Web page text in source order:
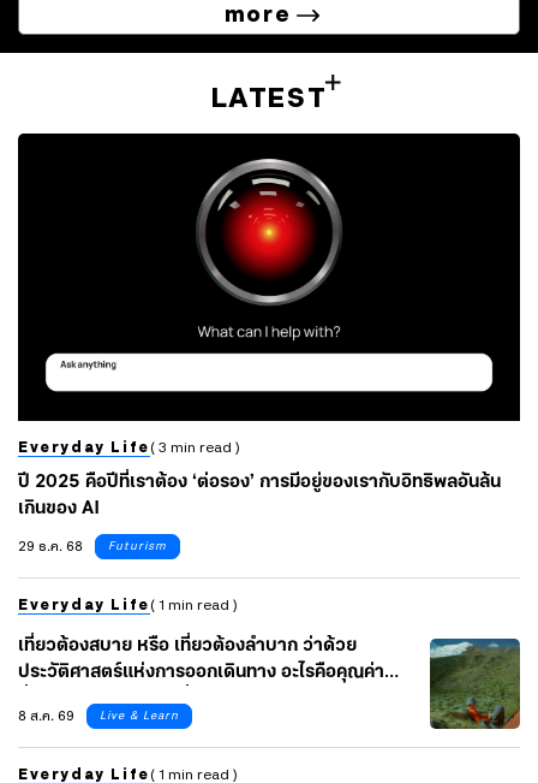
more
LATEST
Everyday Life ( 3 min read )
ปี 2025 คือปีที่เราต้อง ‘ต่อรอง’ การมีอยู่ของเรากับอิทธิพลอันล้น
เกินของ AI
29 ธ.ค. 68
Futurism
Everyday Life ( 1 min read )
เที่ยวต้องสบาย หรือ เที่ยวต้องลำบาก ว่าด้วย
ประวัติศาสตร์แห่งการออกเดินทาง อะไรคือคุณค่า
ที่แท้จริงของการท่องเที่ยว
8 ส.ค. 69 Live & Learn
Everyday Life ( 1 min read )